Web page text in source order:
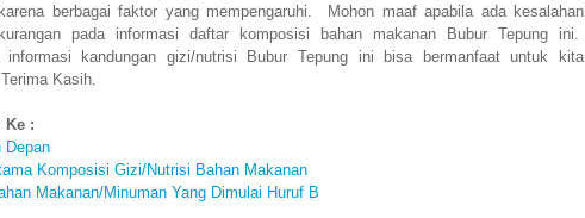
berbagai faktor yang mempengaruhi. Mohon maaf apabila ada kesalahan
pada informasi daftar komposisi bahan makanan Bubur Tepung ini.
informasi kandungan gizi/nutrisi Bubur Tepung ini bisa bermanfaat untuk kita
Kasih.
Ke :
Depan
Komposisi Gizi/Nutrisi Bahan Makanan
Makanan/Minuman Yang Dimulai Huruf B